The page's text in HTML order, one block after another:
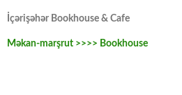
İçərişəhər Bookhouse & Cafe
Məkan-marşrut >>>> Bookhouse